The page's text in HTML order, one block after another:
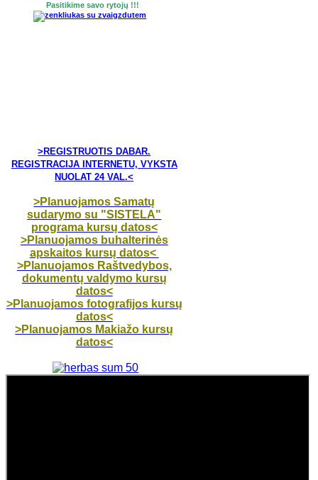
Pasitikime savo rytojų !!!
>REGISTRUOTIS DABAR.
REGISTRACIJA INTERNETU, VYKSTA
NUOLAT 24 VAL.<
>Planuojamos Samatų
sudarymo su "SISTELA"
programa kursų datos<
>Planuojamos buhalterinės
apskaitos kursų datos<
>Planuojamos Raštvedybos,
dokumentų valdymo kursų
datos<
>Planuojamos fotografijos kursų
datos<
>Planuojamos Makiažo kursų
datos<